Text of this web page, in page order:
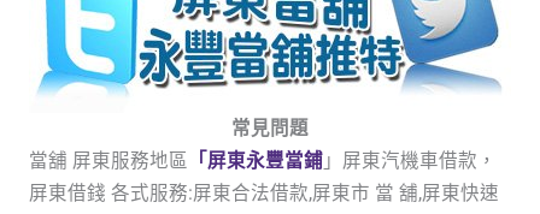
常見問題
當舖 屏東服務地區
「屏東永豐當鋪」屏東汽機車借款，
屏東借錢 各式服務:屏東合法借款,屏東市 當 舖,屏東快速